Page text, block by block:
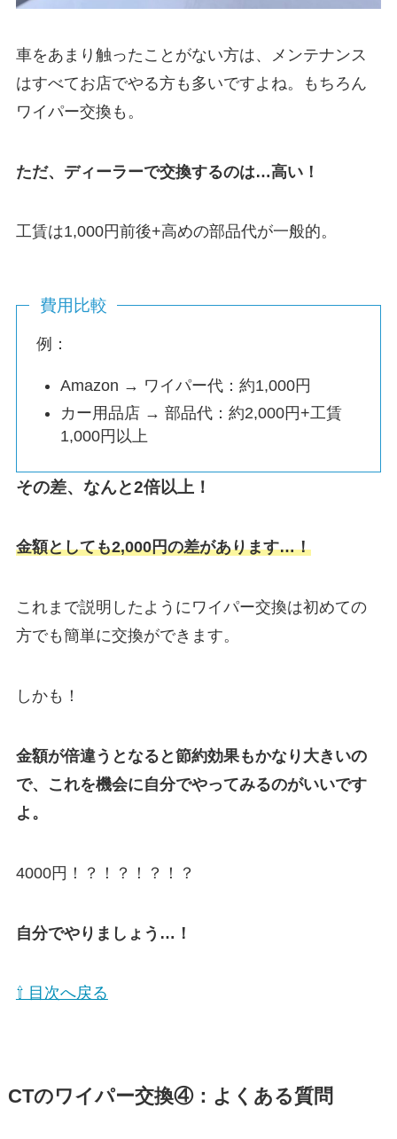
車をあまり触ったことがない方は、メンテナンス
はすべてお店でやる方も多いですよね。もちろん
ワイパー交換も。
ただ、ディーラーで交換するのは…高い！
工賃は1,000円前後+高めの部品代が一般的。
費用比較
例：
Amazon → ワイパー代：約1,000円
カー用品店 → 部品代：約2,000円+工賃
1,000円以上
その差、なんと2倍以上！
金額としても2,000円の差があります…！
これまで説明したようにワイパー交換は初めての
方でも簡単に交換ができます。
しかも！
金額が倍違うとなると節約効果もかなり大きいの
で、これを機会に自分でやってみるのがいいです
よ。
4000円！？！？！？！？
自分でやりましょう…！
⇧ 目次へ戻る
CTのワイパー交換④：よくある質問